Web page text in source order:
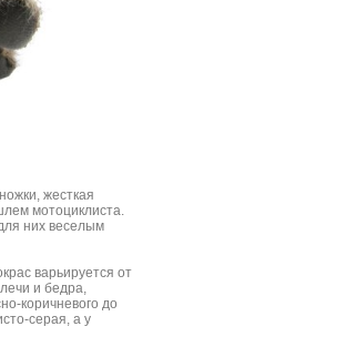
жесткая
мотоциклиста.
них веселым
варьируется от
и бедра,
коричневого до
серая, а у